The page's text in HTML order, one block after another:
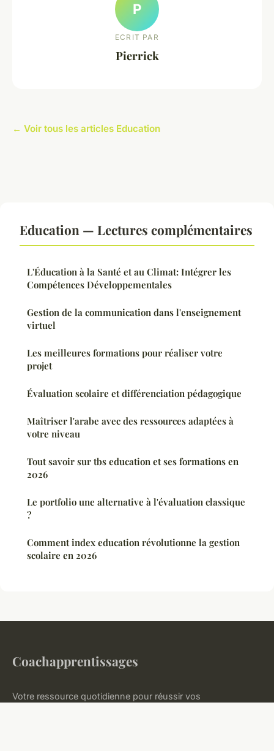
P
ECRIT PAR
Pierrick
← Voir tous les articles Education
Education — Lectures complémentaires
L'Éducation à la Santé et au Climat: Intégrer les
Compétences Développementales
Gestion de la communication dans l'enseignement
virtuel
Les meilleures formations pour réaliser votre
projet
Évaluation scolaire et différenciation pédagogique
Maîtriser l'arabe avec des ressources adaptées à
votre niveau
Tout savoir sur tbs education et ses formations en
2026
Le portfolio une alternative à l'évaluation classique
?
Comment index education révolutionne la gestion
scolaire en 2026
Coachapprentissages
Votre ressource quotidienne pour réussir vos